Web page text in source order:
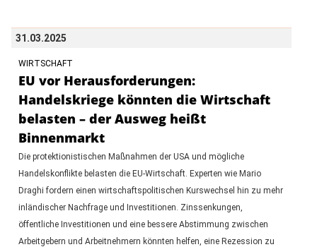
31.03.2025
WIRTSCHAFT
EU vor Herausforderungen:
Handelskriege könnten die Wirtschaft
belasten – der Ausweg heißt
Binnenmarkt
Die protektionistischen Maßnahmen der USA und mögliche
Handelskonflikte belasten die EU-Wirtschaft. Experten wie Mario
Draghi fordern einen wirtschaftspolitischen Kurswechsel hin zu mehr
inländischer Nachfrage und Investitionen. Zinssenkungen,
öffentliche Investitionen und eine bessere Abstimmung zwischen
Arbeitgebern und Arbeitnehmern könnten helfen, eine Rezession zu